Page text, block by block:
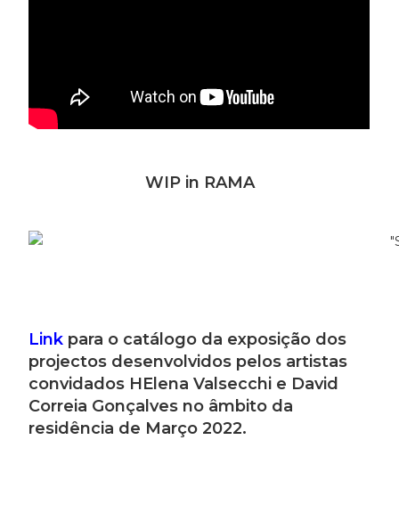
WIP in RAMA
Link para o catálogo da exposição dos
projectos desenvolvidos pelos artistas
convidados HElena Valsecchi e David
Correia Gonçalves no âmbito da
residência de Março 2022.